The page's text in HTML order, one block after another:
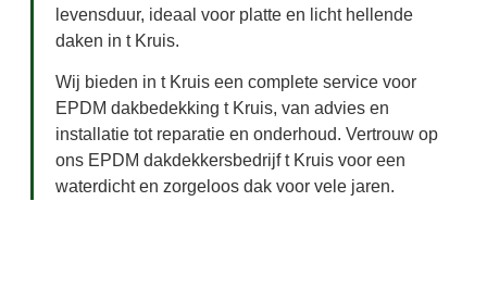
levensduur, ideaal voor platte en licht hellende
daken in t Kruis.
Wij bieden in t Kruis een complete service voor
EPDM dakbedekking t Kruis, van advies en
installatie tot reparatie en onderhoud. Vertrouw op
ons EPDM dakdekkersbedrijf t Kruis voor een
waterdicht en zorgeloos dak voor vele jaren.